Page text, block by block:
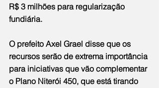
R$ 3 milhões para regularização
fundiária.
O prefeito Axel Grael disse que os
recursos serão de extrema importância
para iniciativas que vão complementar
o Plano Niterói 450, que está tirando